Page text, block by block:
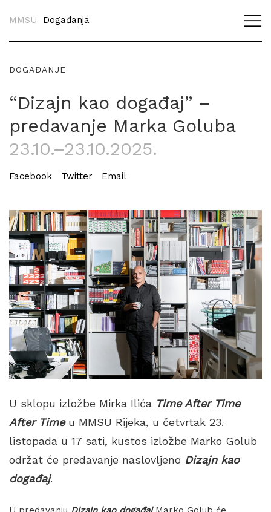
MMSU Događanja
DOGAĐANJE
“Dizajn kao događaj” –
predavanje Marka Goluba
23.10.–23.10.2025.
Facebook Twitter Email
U sklopu izložbe Mirka Ilića Time After Time
After Time u MMSU Rijeka, u četvrtak 23.
listopada u 17 sati, kustos izložbe Marko Golub
održat će predavanje naslovljeno Dizajn kao
događaj.